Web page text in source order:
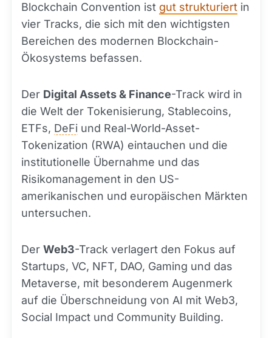
Blockchain Convention ist gut strukturiert in
vier Tracks, die sich mit den wichtigsten
Bereichen des modernen Blockchain-
Ökosystems befassen.
Der Digital Assets & Finance-Track wird in
die Welt der Tokenisierung, Stablecoins,
ETFs, DeFi und Real-World-Asset-
Tokenization (RWA) eintauchen und die
institutionelle Übernahme und das
Risikomanagement in den US-
amerikanischen und europäischen Märkten
untersuchen.
Der Web3-Track verlagert den Fokus auf
Startups, VC, NFT, DAO, Gaming und das
Metaverse, mit besonderem Augenmerk
auf die Überschneidung von AI mit Web3,
Social Impact und Community Building.